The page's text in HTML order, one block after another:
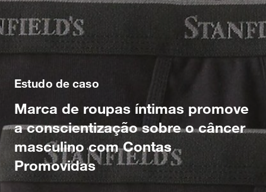
Estudo de caso
Marca de roupas íntimas promove
a conscientização sobre o câncer
masculino com Contas
Promovidas